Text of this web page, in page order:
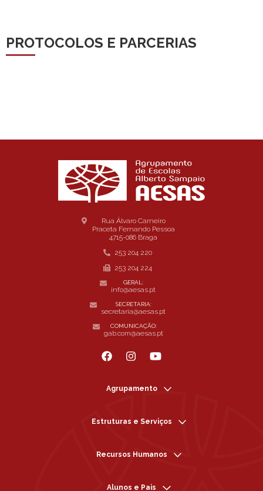
PROTOCOLOS E PARCERIAS
Rua Álvaro Carneiro
Praceta Fernando Pessoa
4715-086 Braga
253 204 220
253 204 224
GERAL:
info@aesas.pt
SECRETARIA:
secretaria@aesas.pt
COMUNICAÇÃO:
gab.com@aesas.pt
Agrupamento
Estruturas e Serviços
Recursos Humanos
Alunos e Pais